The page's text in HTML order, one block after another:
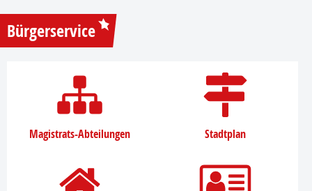
Bürgerservice
Magistrats-Abteilungen Stadtplan